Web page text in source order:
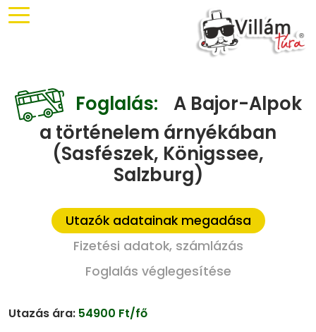
Foglalás:
A Bajor-Alpok
a történelem árnyékában
(Sasfészek, Königssee,
Salzburg)
Utazók adatainak megadása
Fizetési adatok, számlázás
Foglalás véglegesítése
Utazás ára: 54900 Ft/fő